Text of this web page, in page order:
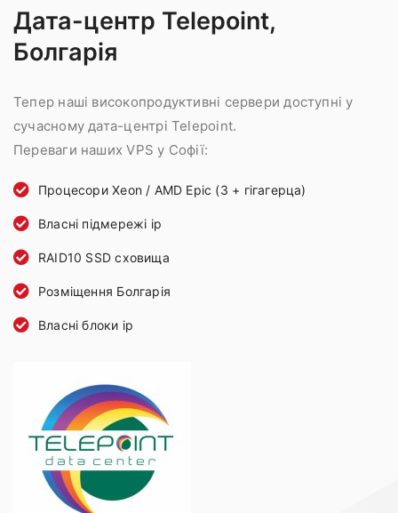
Дата-центр Telepoint,
Болгарія
Тепер наші високопродуктивні сервери доступні у
сучасному дата-центрі Telepoint.
Переваги наших VPS у Софії:
Процесори Xeon / AMD Epic (3 + гігагерца)
Власні підмережі ip
RAID10 SSD сховища
Розміщення Болгарія
Власні блоки ip